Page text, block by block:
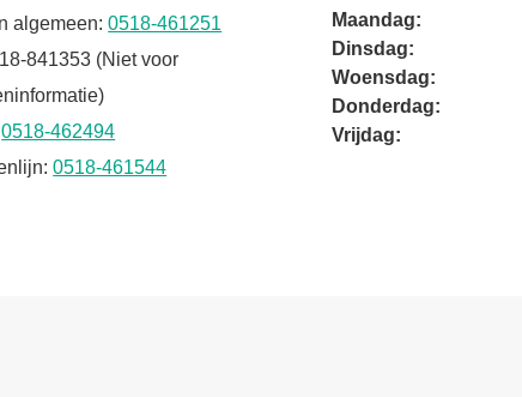
algemeen:0518-461251
841353 (Niet voor
0518-462494
0518-461544
Maandag:
Dinsdag:
Woensdag:
Donderdag:
Vrijdag: